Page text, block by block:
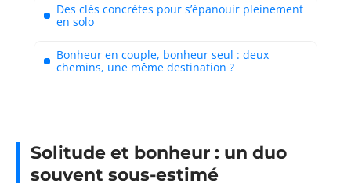
Des clés concrètes pour s’épanouir pleinement
en solo
Bonheur en couple, bonheur seul : deux
chemins, une même destination ?
Solitude et bonheur : un duo
souvent sous-estimé